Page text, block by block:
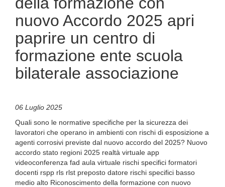
nuovo Accordo 2025 apri
paprire un centro di
formazione ente scuola
bilaterale associazione
06 Luglio 2025
Quali sono le normative specifiche per la sicurezza dei
lavoratori che operano in ambienti con rischi di esposizione a
agenti corrosivi previste dal nuovo accordo del 2025? Nuovo
accordo stato regioni 2025 realtà virtuale app
videoconferenza fad aula virtuale rischi specifici formatori
docenti rspp rls rlst preposto datore rischi specifici basso
medio alto Riconoscimento della formazione con nuovo